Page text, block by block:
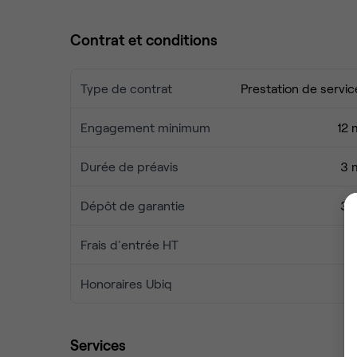
Contrat et conditions
Type de contrat Prestation de
Engagement minimum 12
Durée de préavis 3
Dépôt de garantie 3
Frais d'entrée HT
Honoraires Ubiq
Services